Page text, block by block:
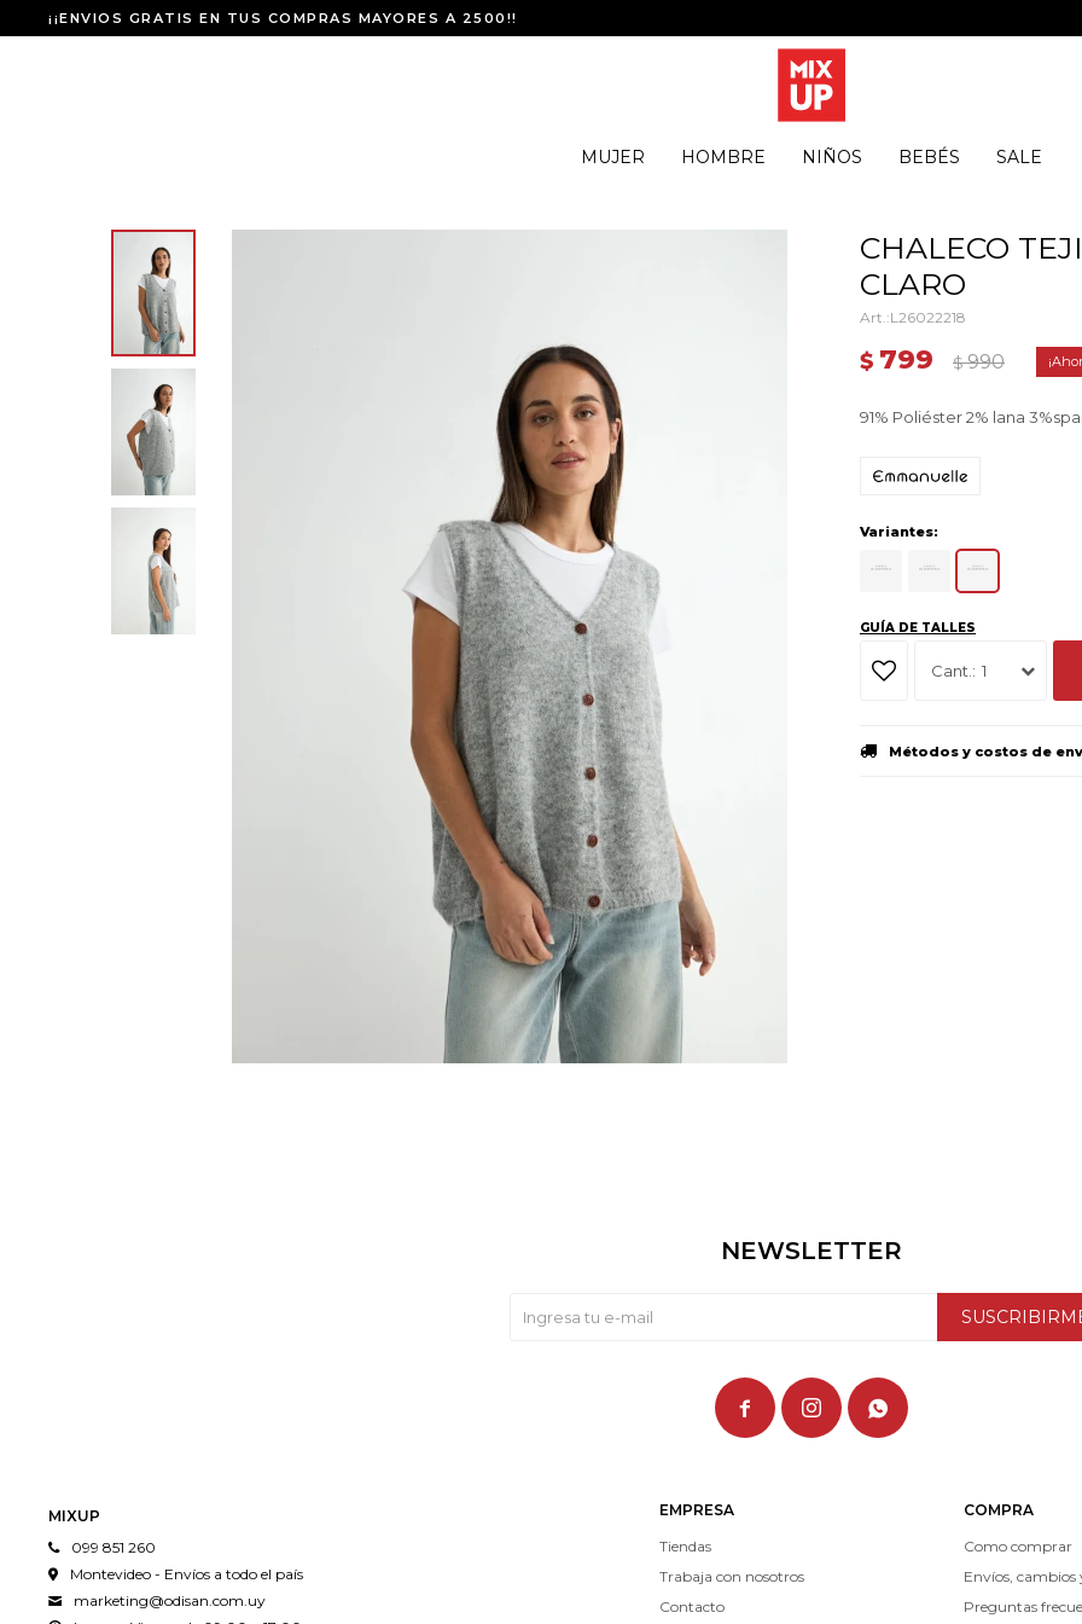
MUJER HOMBRE NIÑOS BEBÉS SALE
¡¡ENVIOS GRATIS EN TUS COMPRAS MAYORES A 2500!!
CHALECO
CLARO
L26022218
$ 799 $ 990
91% Poliéster 2% lana
Variantes:
GUÍA DE TALLES
1
Métodos y costos de
MIXUP
099 851 260
Montevideo - Envíos a todo el país
marketing@odisan.com.uy
EMPRESA
Tiendas
Trabaja con nosotros
Contacto
COMPRA
Como comprar
Envíos, cambios
Preguntas
NEWSLETTER
  